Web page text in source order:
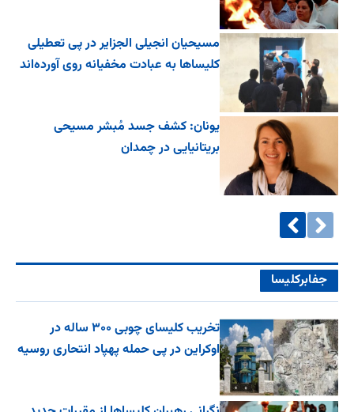
مسیحیان انجیلی الجزایر در پی تعطیلی
کلیساها به عبادت مخفیانه روی آورده‌اند
یونان: کشف جسد مُبشر مسیحی
بریتانیایی در چمدان
جفا‌بر‌کلیسا
تخریب کلیسای چوبی ۳۰۰ ساله در
اوکراین در پی حمله پهپاد انتحاری روسیه